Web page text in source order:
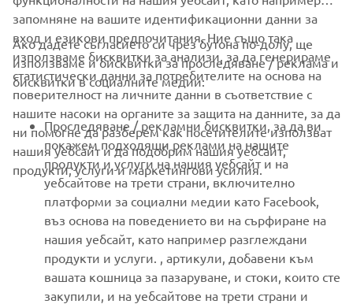
CORPORATE
FOR BUSINESS
MORE YAMAHA
SUPPORT
НОВИНАРСКИ БЮЛЕТИН
Бъдете първите, които ще научат за най-новите оферти,
специални събития, нови модели и много други
запомняне на вашите идентификационни данни за
вход и езикови предпочитания. Ние също така
използваме бисквитки за анализи, за да генерираме
статистически данни за потребителите на основа на
поверителност на личните данни в съответствие с
нашите насоки на органите за защита на данните, за да
ни помогне да разберем как посетителите използват
нашия уебсайт и да подобрим нашия уебсайт,
продукти, услуги и маркетингови усилия.
Ако дадете съгласието си чрез бутона по-долу, ще
използваме и бисквитки за проследяване / реклама и
бисквитки в социалните медии:
Проследяване / рекламни бисквитки, за да ви
покажем подходящи реклами на нашите
продукти и услуги на нашия уебсайт и на
уебсайтове на трети страни, включително
платформи за социални медии като Facebook,
въз основа на поведението ви на сърфиране на
нашия уебсайт, като например разглеждани
продукти и услуги. , артикули, добавени към
вашата кошница за пазаруване, и стоки, които сте
закупили, и на уебсайтове на трети страни и